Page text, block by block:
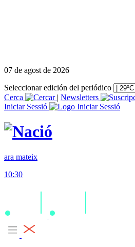
07 de agost de 2026
Seleccionar edición del periódico
Cerca
| Newsletters
Iniciar Sessió
ara mateix
10:30